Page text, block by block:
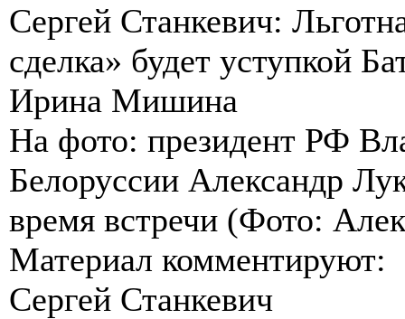
Сергей Станкевич:
сделка» будет уступкой
Ирина Мишина
На фото: президент РФ
Белоруссии Александр
время встречи (Фото:
Материал комментируют:
Сергей Станкевич